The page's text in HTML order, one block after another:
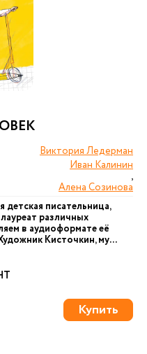
Виктория Ледерман
Иван Калинин
,
Алена Созинова
писательница,
различных
в аудиоформате её
Кисточкин, му...
Купить